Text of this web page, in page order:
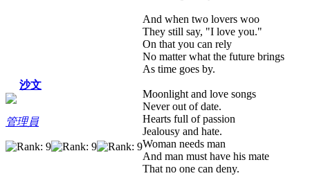
沙文
管理員
And when two lovers woo
They still say, "I love you."
On that you can rely
No matter what the future brings
As time goes by.
Moonlight and love songs
Never out of date.
Hearts full of passion
Jealousy and hate.
Woman needs man
And man must have his mate
That no one can deny.